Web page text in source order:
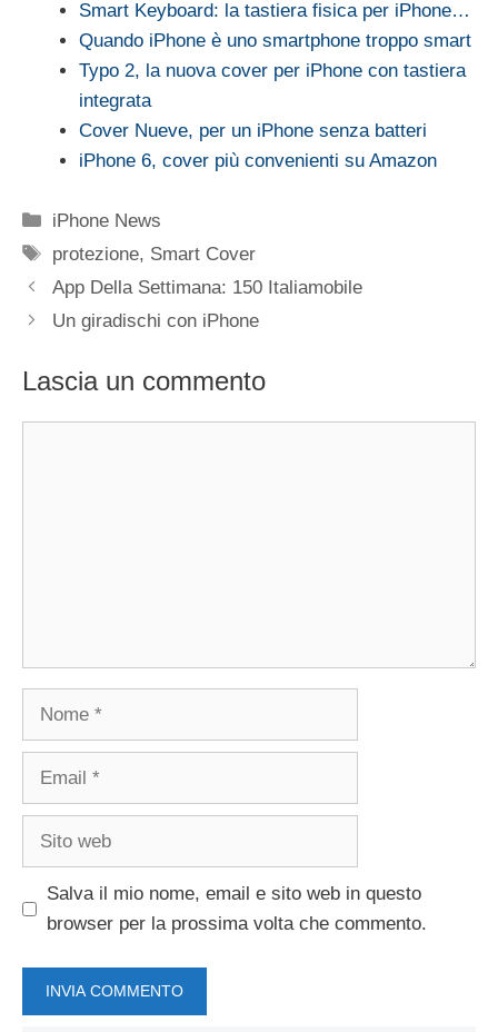
Smart Keyboard: la tastiera fisica per iPhone…
Quando iPhone è uno smartphone troppo smart
Typo 2, la nuova cover per iPhone con tastiera
integrata
Cover Nueve, per un iPhone senza batteri
iPhone 6, cover più convenienti su Amazon
Categorie
iPhone News
Tag
protezione, Smart Cover
App Della Settimana: 150 Italiamobile
Un giradischi con iPhone
Lascia un commento
Nome
Email
Sito
Salva il mio nome, email e sito web in questo
browser per la prossima volta che commento.